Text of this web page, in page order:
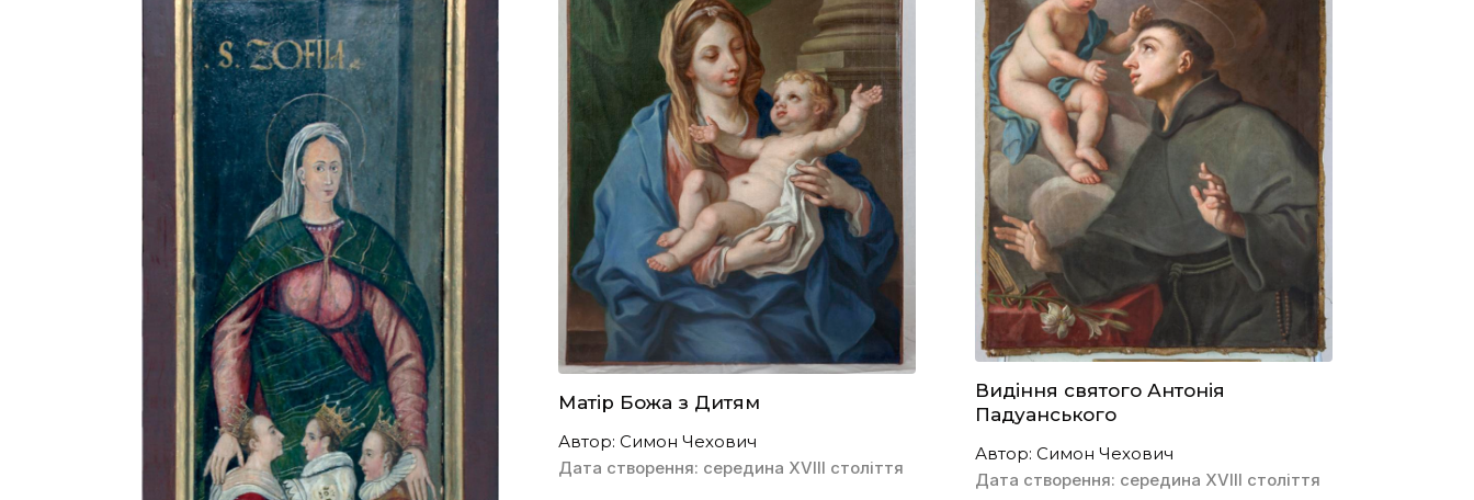
Матір Божа з Дитям
Автор: Симон Чехович
Дата створення: середина XVIII cтоліття
Видіння святого Антонія
Падуанського
Автор: Симон Чехович
Дата створення: середина XVIII cтоліття